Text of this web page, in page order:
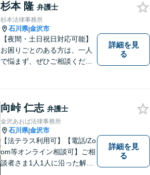
杉本 隆 弁護士
杉本法律事務所
石川県|金沢市
【夜間・土日祝日対応可能】
お困りごとのある方は、一人
で悩まず、ぜひご相談くださ
円(税込））
詳細を見
る
向峠 仁志 弁護士
金沢あおば法律事務所
石川県|金沢市
【法テラス利用可】【電話/Zo
om等オンライン相談可】ご相
談者さま1人1人に沿った解決
詳細を見
る